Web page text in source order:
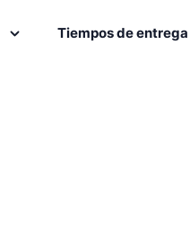
Tiempos de entrega